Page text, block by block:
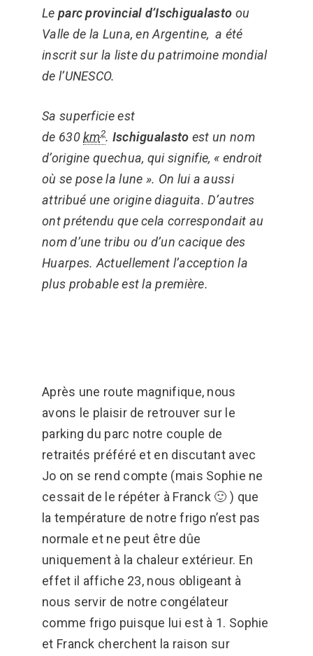
Le parc provincial d’Ischigualasto ou
Valle de la Luna, en Argentine, a été
inscrit sur la liste du patrimoine mondial
de l’UNESCO.
Sa superficie est
de 630km2. Ischigualasto est un nom
d’origine quechua, qui signifie, « endroit
où se pose la lune ». On lui a aussi
attribué une origine diaguita. D’autres
ont prétendu que cela correspondait au
nom d’une tribu ou d’un cacique des
Huarpes. Actuellement l’acception la
plus probable est la première.
Après une route magnifique, nous
avons le plaisir de retrouver sur le
parking du parc notre couple de
retraités préféré et en discutant avec
Jo on se rend compte (mais Sophie ne
cessait de le répéter à Franck 🙂 ) que
la température de notre frigo n’est pas
normale et ne peut être dûe
uniquement à la chaleur extérieur. En
effet il affiche 23, nous obligeant à
nous servir de notre congélateur
comme frigo puisque lui est à 1. Sophie
et Franck cherchent la raison sur